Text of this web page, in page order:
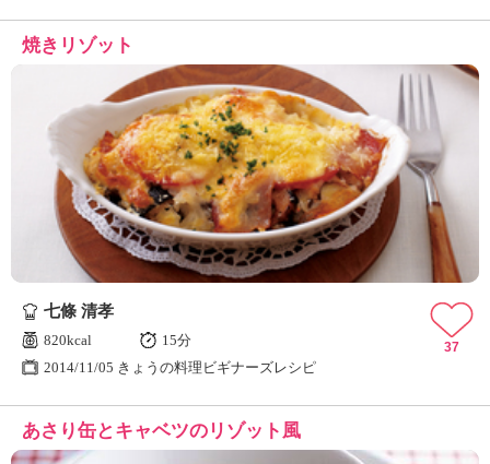
焼きリゾット
七條 清孝
820kcal
15分
2014/11/05 きょうの料理ビギナーズレシピ
37
あさり缶とキャベツのリゾット風